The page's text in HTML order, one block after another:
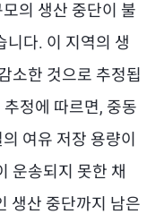
의 생산 중단이 불
니다. 이 지역의 생
소한 것으로 추정됩
정에 따르면, 중동
여유 저장 용량이
운송되지 못한 채
생산 중단까지 남은